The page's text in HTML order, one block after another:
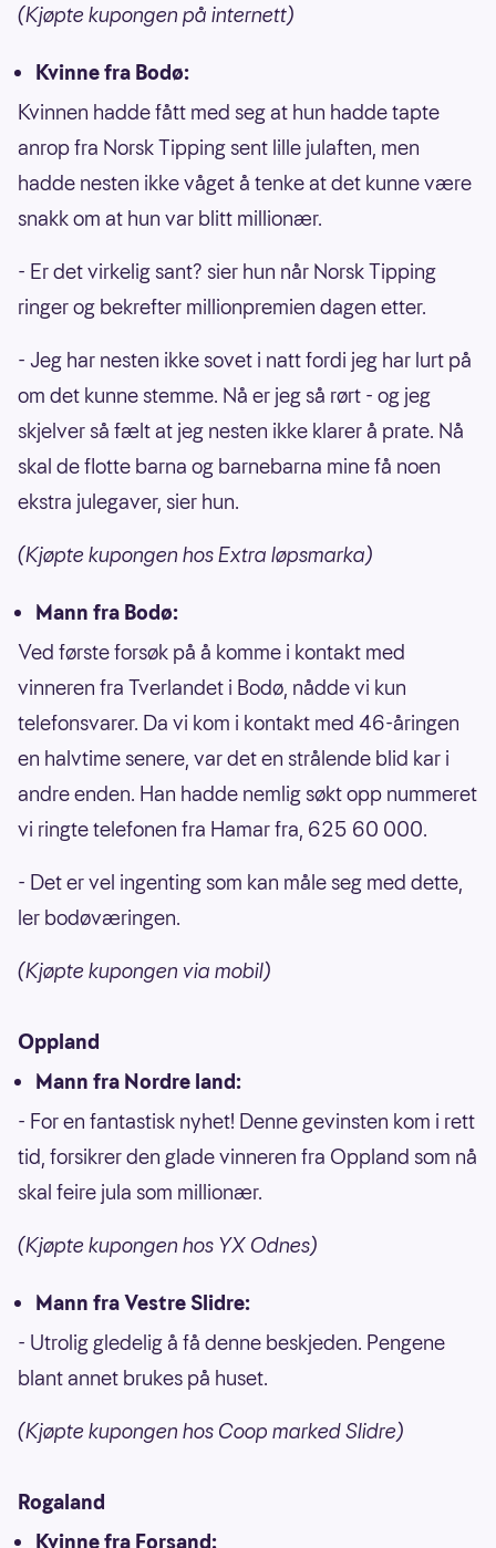
(Kjøpte kupongen på internett)
Kvinne fra Bodø:
Kvinnen hadde fått med seg at hun hadde tapte
anrop fra Norsk Tipping sent lille julaften, men
hadde nesten ikke våget å tenke at det kunne være
snakk om at hun var blitt millionær.
- Er det virkelig sant? sier hun når Norsk Tipping
ringer og bekrefter millionpremien dagen etter.
- Jeg har nesten ikke sovet i natt fordi jeg har lurt på
om det kunne stemme. Nå er jeg så rørt - og jeg
skjelver så fælt at jeg nesten ikke klarer å prate. Nå
skal de flotte barna og barnebarna mine få noen
ekstra julegaver, sier hun.
(Kjøpte kupongen hos Extra løpsmarka)
Mann fra Bodø:
Ved første forsøk på å komme i kontakt med
vinneren fra Tverlandet i Bodø, nådde vi kun
telefonsvarer. Da vi kom i kontakt med 46-åringen
en halvtime senere, var det en strålende blid kar i
andre enden. Han hadde nemlig søkt opp nummeret
vi ringte telefonen fra Hamar fra, 625 60 000.
- Det er vel ingenting som kan måle seg med dette,
ler bodøværingen.
(Kjøpte kupongen via mobil)
Oppland
Mann fra Nordre land:
- For en fantastisk nyhet! Denne gevinsten kom i rett
tid, forsikrer den glade vinneren fra Oppland som nå
skal feire jula som millionær.
(Kjøpte kupongen hos YX Odnes)
Mann fra Vestre Slidre:
- Utrolig gledelig å få denne beskjeden. Pengene
blant annet brukes på huset.
(Kjøpte kupongen hos Coop marked Slidre)
Rogaland
Kvinne fra Forsand: